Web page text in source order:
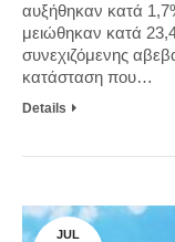
αυξήθηκαν κατά
μειώθηκαν κατά
συνεχιζόμενης
κατάσταση που…
Details
JUL